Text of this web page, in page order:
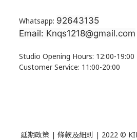
Whatsapp: 92643135
Email: Knqs1218@gmail.com
Studio Opening Hours: 12:00-19:00
Customer Service: 11:00-20:00
延期政策 | 條款及細則 | 2022 ©